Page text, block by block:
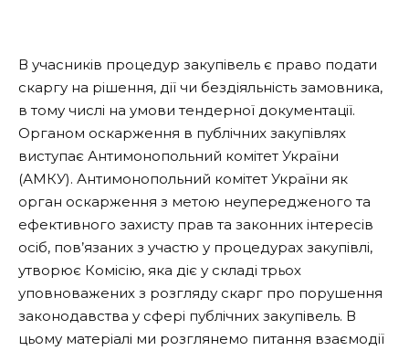
В учасників процедур закупівель є право подати
скаргу на рішення, дії чи бездіяльність замовника,
в тому числі на умови тендерної документації.
Органом оскарження в публічних закупівлях
виступає Антимонопольний комітет України
(АМКУ). Антимонопольний комітет України як
орган оскарження з метою неупередженого та
ефективного захисту прав та законних інтересів
осіб, пов’язаних з участю у процедурах закупівлі,
утворює Комісію, яка діє у складі трьох
уповноважених з розгляду скарг про порушення
законодавства у сфері публічних закупівель. В
цьому матеріалі ми розглянемо питання взаємодії